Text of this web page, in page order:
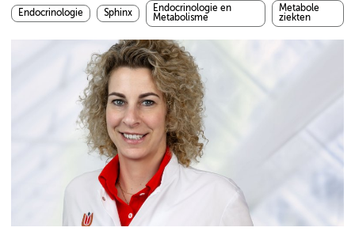
Endocrinologie Sphinx
Endocrinologie en
Metabolisme
Metabole
ziekten